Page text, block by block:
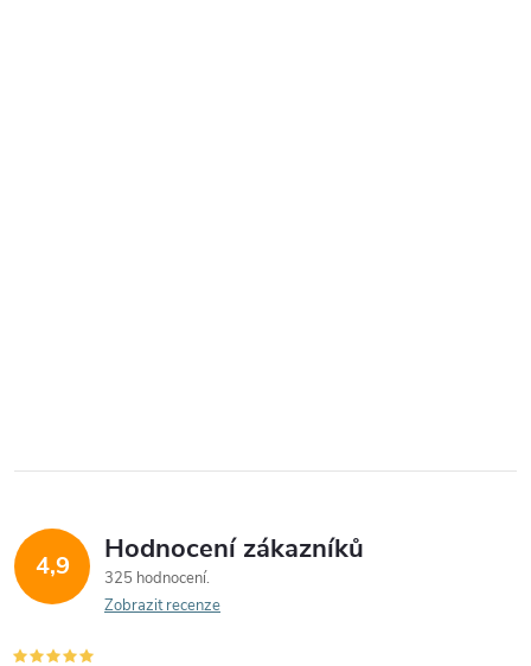
4,9 Hodnocení zákazníků
325 hodnocení
Zobrazit recenze